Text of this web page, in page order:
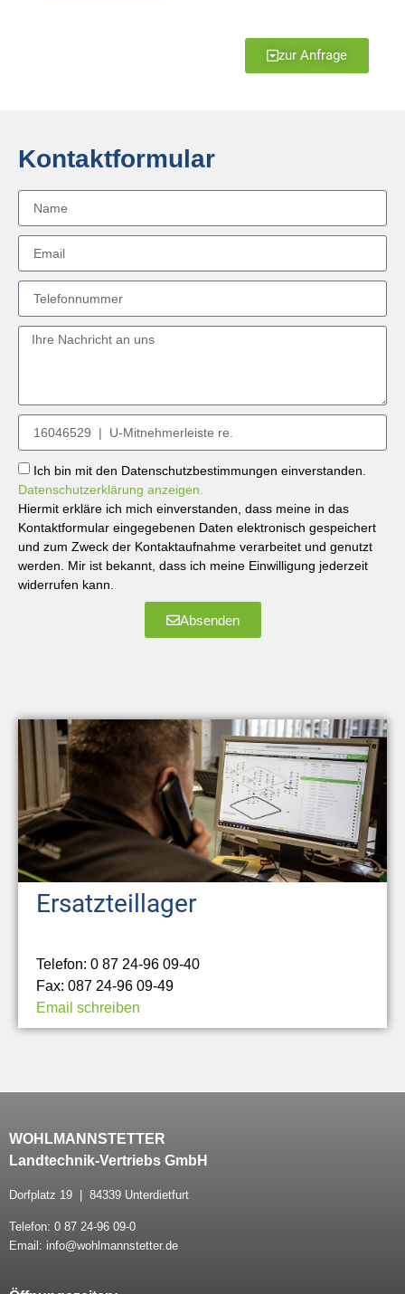
zur Anfrage
Kontaktformular
Ich bin mit den Datenschutzbestimmungen einverstanden.
Datenschutzerklärung anzeigen.
Hiermit erkläre ich mich einverstanden, dass meine in das
Kontaktformular eingegebenen Daten elektronisch gespeichert
und zum Zweck der Kontaktaufnahme verarbeitet und genutzt
werden. Mir ist bekannt, dass ich meine Einwilligung jederzeit
widerrufen kann.
Absenden
Ersatzteillager
Telefon: 0 87 24-96 09-40
Fax: 087 24-96 09-49
Email schreiben
WOHLMANNSTETTER
Landtechnik-Vertriebs GmbH
Dorfplatz 19 | 84339 Unterdietfurt
Telefon: 0 87 24-96 09-0
Email: info@wohlmannstetter.de